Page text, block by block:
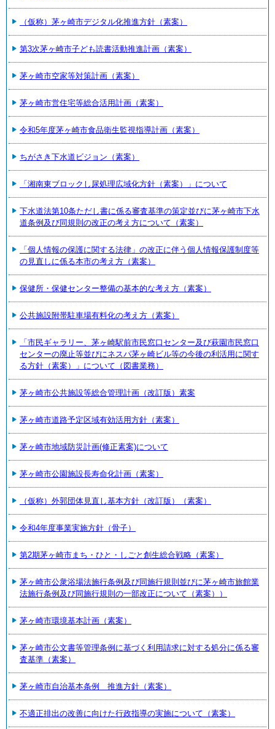
（仮称）茅ヶ崎市デジタル化推進方針（素案）
第3次茅ヶ崎市子ども読書活動推進計画（素案）
茅ヶ崎市空家等対策計画（素案）
茅ヶ崎市営住宅等総合活用計画（素案）
令和5年度茅ヶ崎市食品衛生監視指導計画（素案）
ちがさき下水道ビジョン（素案）
「湘南東ブロックし尿処理広域化方針（素案）」について
下水道法第10条ただし書に係る審査基準の策定並びに茅ヶ崎市下水
道条例及び同規則の改正の考え方について（素案）
「個人情報の保護に関する法律」の改正に伴う個人情報保護制度等
の見直しに係る本市の考え方（素案）
保健所・保健センター整備の基本的な考え方（素案）
公共施設附帯駐車場有料化の考え方（素案）
「市民ギャラリー、茅ヶ崎駅前市民窓口センター及び萩園市民窓口
センターの廃止等並びにネスパ茅ヶ崎ビル等の今後の利活用に関す
る方針（素案）」について（図書業務）
茅ヶ崎市公共施設等総合管理計画（改訂版）素案
茅ヶ崎市道路予定区域有効活用方針（素案）
茅ヶ崎市地域防災計画(修正素案)について
茅ヶ崎市公園施設長寿命化計画（素案）
（仮称）外郭団体見直し基本方針（改訂版）（素案）
令和4年度事業実施方針（骨子）
第2期茅ヶ崎市まち・ひと・しごと創生総合戦略（素案）
茅ヶ崎市公衆浴場法施行条例及び同施行規則並びに茅ヶ崎市旅館業
法施行条例及び同施行規則の一部改正について（素案））
茅ヶ崎市環境基本計画（素案）
茅ヶ崎市公文書等管理条例に基づく利用請求に対する処分に係る審
査基準（素案）
茅ヶ崎市自治基本条例 推進方針（素案）
不適正排出の改善に向けた行政指導の実施について（素案）